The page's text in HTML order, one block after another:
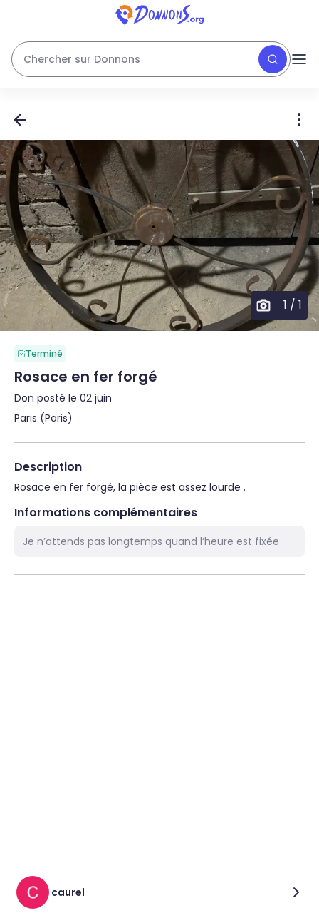
Chercher sur Donnons
1 / 1
Terminé
Rosace en fer forgé
Don posté le 02 juin
Paris (Paris)
Description
Rosace en fer forgé, la pièce est assez lourde .
Informations complémentaires
Je n’attends pas longtemps quand l’heure est fixée
caurel